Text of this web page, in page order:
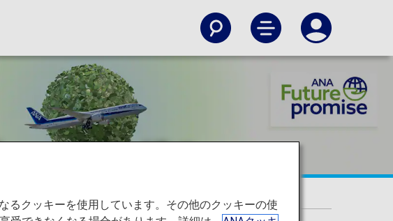
の取り組み～
り組み～
るクッキーを使用しています。その他のクッキーの使